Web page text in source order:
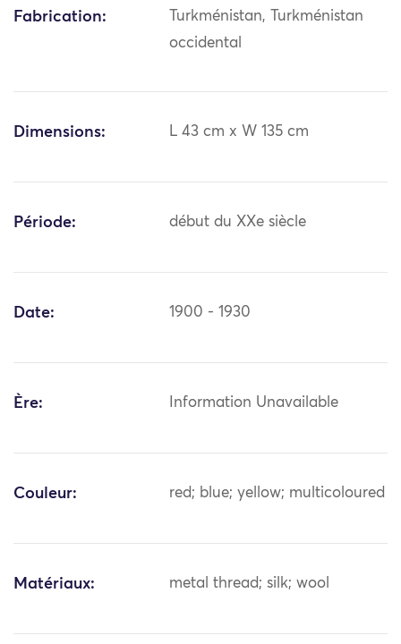
Fabrication:
Turkménistan, Turkménistan
occidental
Dimensions: L 43 cm x W 135 cm
Période: début du XXe siècle
Date: 1900 - 1930
Ère: Information Unavailable
Couleur: red; blue; yellow; multicoloured
Matériaux: metal thread; silk; wool